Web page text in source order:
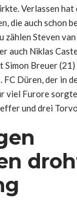
Verlassen hat
die auch schon
zählen Steven
auch Niklas
Simon Breuer (21)
Düren, der in
viel Furore
und drei